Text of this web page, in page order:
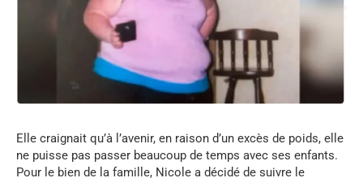
Elle craignait qu’à l’avenir, en raison d’un excès de poids, elle
ne puisse pas passer beaucoup de temps avec ses enfants.
Pour le bien de la famille, Nicole a décidé de suivre le